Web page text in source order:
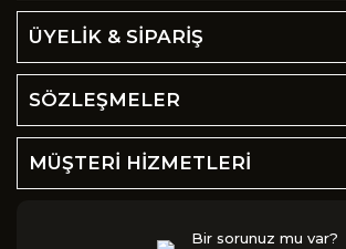
ÜYELİK & SİPARİŞ
SÖZLEŞMELER
MÜŞTERİ HİZMETLERİ
Bir sorunuz mu var?